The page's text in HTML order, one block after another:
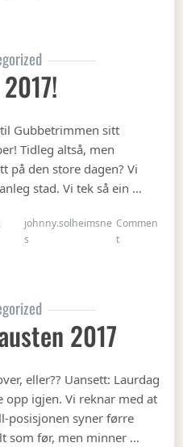
Gubbetrimmen sitt
Tidleg altså, men
på den store dagen? Vi
stad. Vi tek så ein …
johnny.solheimsne
s
Commen
ton Julebord
2017
eller?? Uansett: Laurdag
opp igjen. Vi reknar med at
posisjonen syner førre
som før, men minner …